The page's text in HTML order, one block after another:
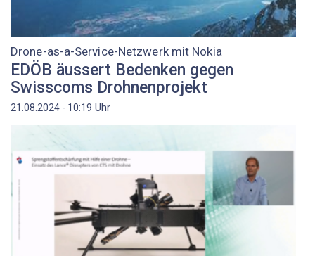
Drone-as-a-Service-Netzwerk mit Nokia
EDÖB äussert Bedenken gegen
Swisscoms Drohnenprojekt
21.08.2024 - 10:19 Uhr